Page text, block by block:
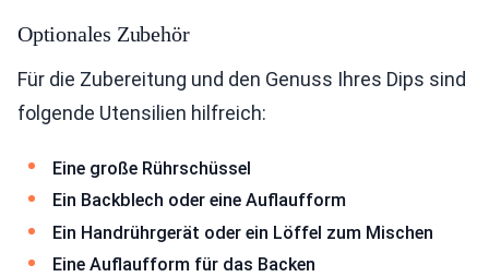
Optionales Zubehör
Für die Zubereitung und den Genuss Ihres Dips sind
folgende Utensilien hilfreich:
Eine große Rührschüssel
Ein Backblech oder eine Auflaufform
Ein Handrührgerät oder ein Löffel zum Mischen
Eine Auflaufform für das Backen